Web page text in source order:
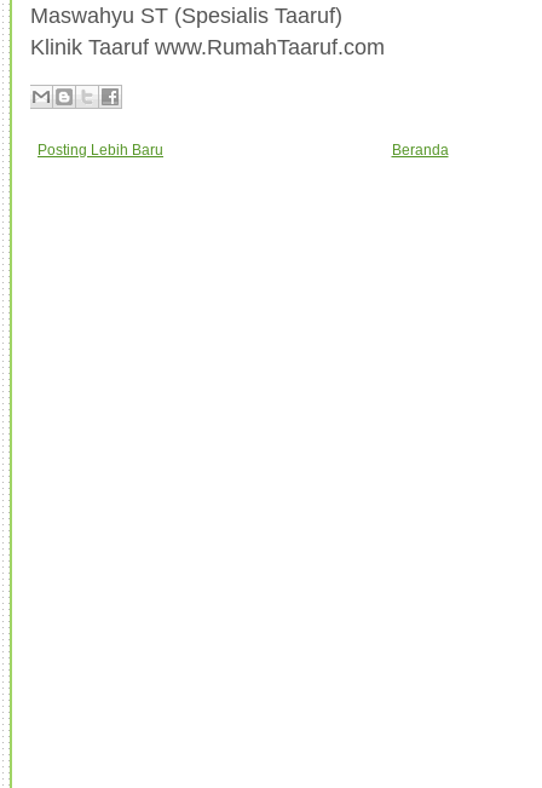
Maswahyu ST (Spesialis Taaruf)
Klinik Taaruf www.RumahTaaruf.com
Posting Lebih Baru Beranda